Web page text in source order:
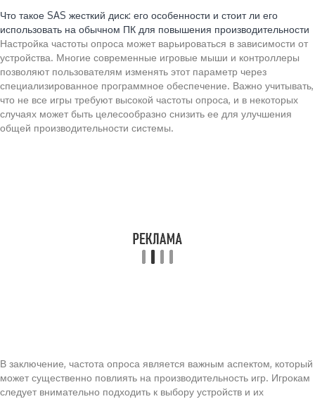
Что такое SAS жесткий диск: его особенности и стоит ли его
использовать на обычном ПК для повышения производительности
Настройка частоты опроса может варьироваться в зависимости от
устройства. Многие современные игровые мыши и контроллеры
позволяют пользователям изменять этот параметр через
специализированное программное обеспечение. Важно учитывать,
что не все игры требуют высокой частоты опроса, и в некоторых
случаях может быть целесообразно снизить ее для улучшения
общей производительности системы.
В заключение, частота опроса является важным аспектом, который
может существенно повлиять на производительность игр. Игрокам
следует внимательно подходить к выбору устройств и их